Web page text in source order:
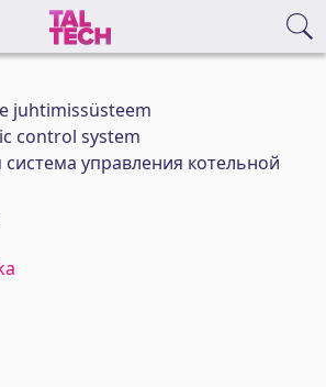
juhtimissüsteem
control system
управления котельной